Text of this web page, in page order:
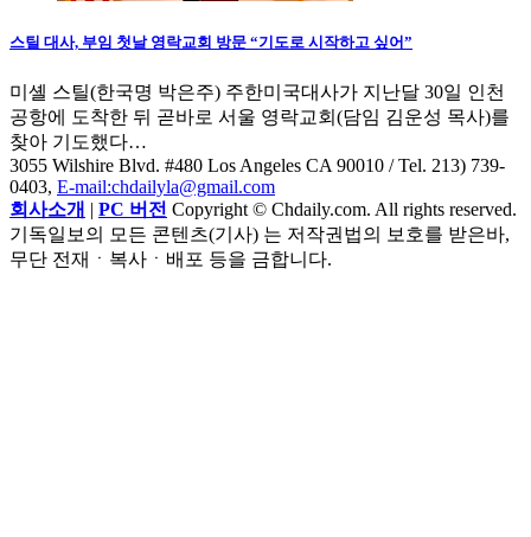
스틸 대사, 부임 첫날 영락교회 방문 “기도로 시작하고 싶어”
미셸 스틸(한국명 박은주) 주한미국대사가 지난달 30일 인천
공항에 도착한 뒤 곧바로 서울 영락교회(담임 김운성 목사)를
찾아 기도했다…
3055 Wilshire Blvd. #480 Los Angeles CA 90010 / Tel. 213) 739-
0403, E-mail:chdailyla@gmail.com
회사소개 | PC 버전 Copyright © Chdaily.com. All rights reserved.
기독일보의 모든 콘텐츠(기사) 는 저작권법의 보호를 받은바,
무단 전재ㆍ복사ㆍ배포 등을 금합니다.